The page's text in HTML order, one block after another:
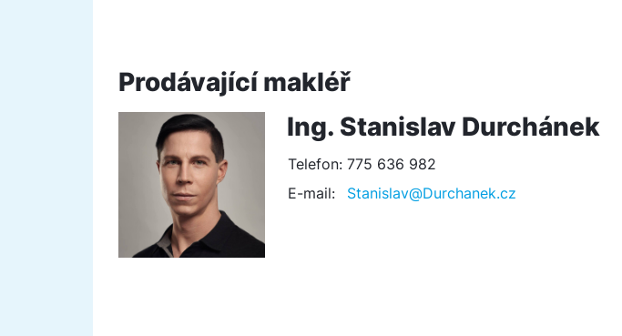
Prodávající makléř
Ing. Stanislav Durchánek
Telefon: 775 636 982
E-mail:
Stanislav@Durchanek.cz